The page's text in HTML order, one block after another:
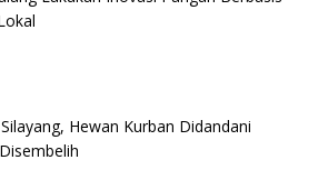
Hewan Kurban Didandani